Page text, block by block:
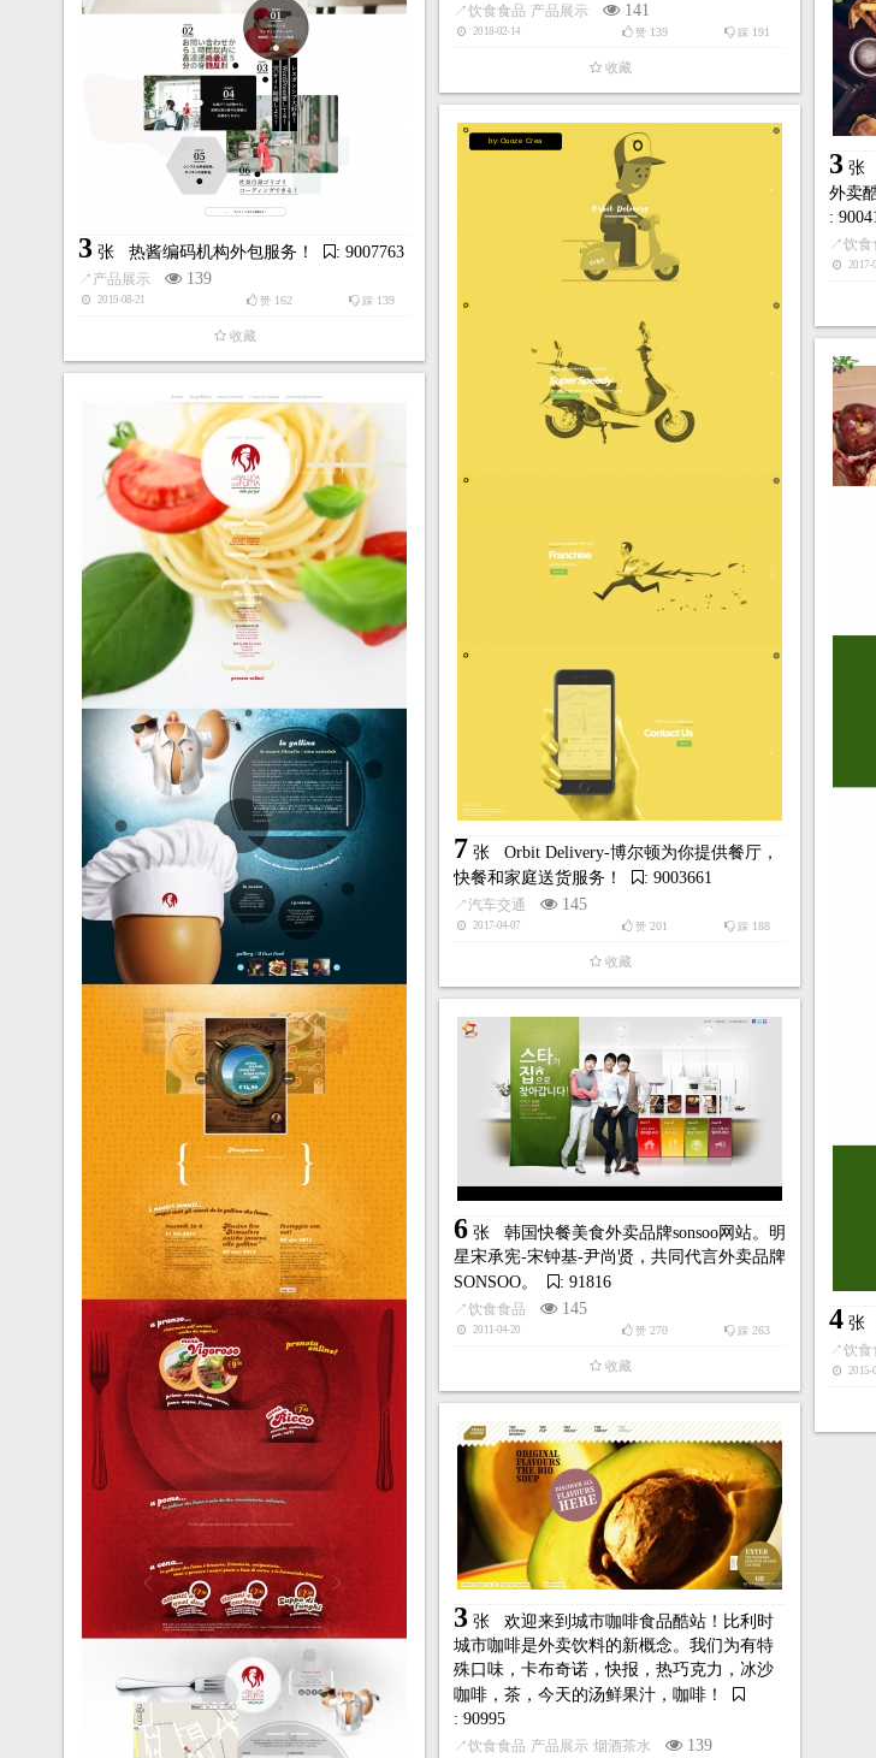
3 张 热酱编码机构外包服务！ : 9007763
↗ 产品展示 139
2019-08-21 踩 139
赞 162
收藏
↗饮食食品 产品展示 141
2018-02-14 踩 191
赞 139
收藏
3 张
外卖
:
↗饮食
2017-
by:Oooze Crea
7 张 Orbit Delivery-博尔顿为你提供餐厅，
快餐和家庭送货服务！
: 9003661
↗汽车交通 145
2017-04-07 踩 188
赞 201
收藏
4 张
↗饮食
2015-
6 张 韩国快餐美食外卖品牌sonsoo网站。明
星宋承宪-宋钟基-尹尚贤，共同代言外卖品牌
SONSOO。
: 91816
↗饮食食品 145
2011-04-20 踩 263
赞 270
收藏
3 张 欢迎来到城市咖啡食品酷站！比利时
城市咖啡是外卖饮料的新概念。我们为有特
殊口味，卡布奇诺，快报，热巧克力，冰沙
咖啡，茶，今天的汤鲜果汁，咖啡！
: 90995
↗饮食食品 产品展示 烟酒茶水 139